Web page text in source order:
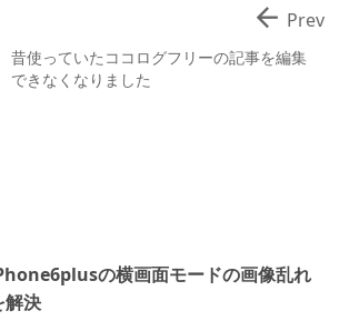
昔使っていたココログフリーの記事を編集
できなくなりました
 Prev
の横画面モードの画像乱れ
解決